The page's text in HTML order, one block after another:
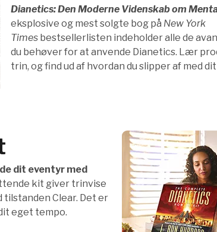
Dianetics: Den Moderne Videnskab om
eksplosive og mest solgte bog på New York
Timesbestsellerlisten indeholder alle de
du behøver for at anvende Dianetics. Lær
trin, og find ud af hvordan du slipper af med
dit eventyr med
kit giver trinvise
Clear. Det er
eget tempo.